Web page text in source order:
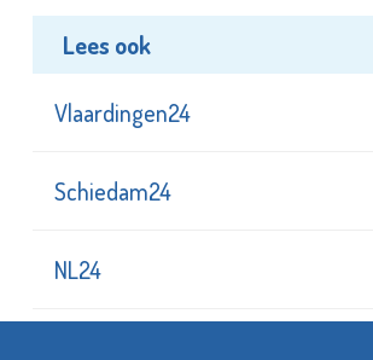
Lees ook
Vlaardingen24
Schiedam24
NL24